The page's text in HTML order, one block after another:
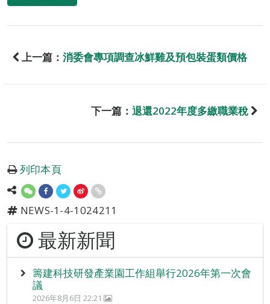
上一篇： 消委會專項調查冰鮮雞及預包裝蛋類價格
下一篇： 退還2022年度多繳職業稅
列印本頁
NEWS-1-4-1024211
最新新聞
籌建科技研發產業園工作組舉行2026年第一次會
議
2026年8月6日 22:21